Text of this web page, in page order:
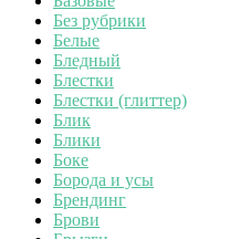
Без рубрики
Белые
Бледный
Блестки
Блестки (глиттер)
Блик
Блики
Боке
Борода и усы
Брендинг
Брови